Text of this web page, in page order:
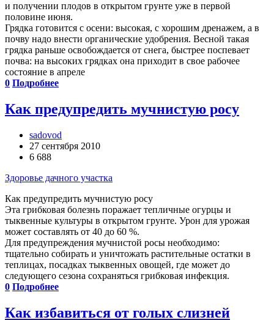
и получении плодов в открытом грунте уже в первой
половине июня.
Грядка готовится с осени: высокая, с хорошим дренажем, а в
почву надо внести органические удобрения. Весной такая
грядка раньше освобождается от снега, быстрее поспевает
почва: на высоких грядках она приходит в свое рабочее
состояние в апреле
0 Подробнее
Как предупредить мучнистую росу
sadovod
27 сентября 2010
6 688
Здоровье дачного участка
Как предупредить мучнистую росу
Эта грибковая болезнь поражает тепличные огурцы и
тыквенные культуры в открытом грунте. Урон для урожая
может составлять от 40 до 60 %.
Для предупреждения мучнистой росы необходимо:
тщательно собирать и уничтожать растительные остатки в
теплицах, посадках тыквенных овощей, где может до
следующего сезона сохраняться грибковая инфекция.
0 Подробнее
Как избавиться от голых слизней